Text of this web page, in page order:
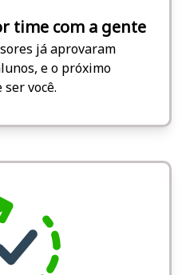
time com a gente
já aprovaram
e o próximo
ser você.